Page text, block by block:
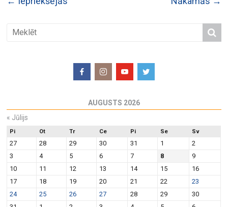
AUGUSTS 2026
« Jūlijs
Pi Ot Tr Ce Pi Se Sv
27 28 29 30 31 1
2
3
4 5 6 7 8
9
10
11 12 13 14 15
16
17
18 19 20 21 22
23
24
25 26 27 28 29
30